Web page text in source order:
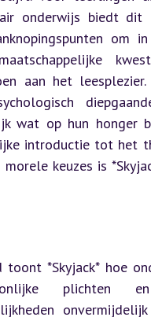
onderwijs biedt dit
om
aan het leesplezier.
wat op hun honger
introductie tot het
keuzes is
toont *Skyjack* hoe
plichten